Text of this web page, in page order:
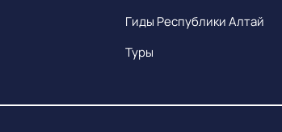
Гиды Республики Алтай
Туры